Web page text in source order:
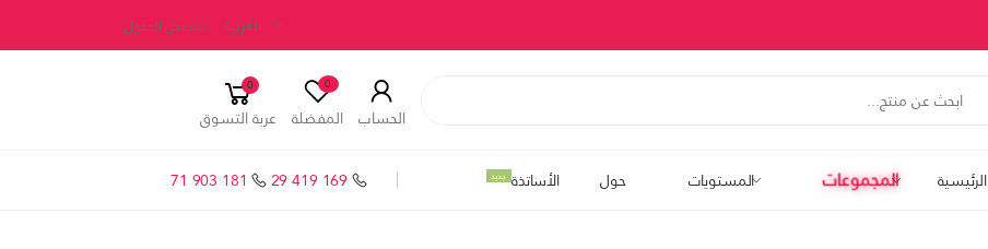
العربية تسجيل الدخول
الحساب
0
المفضلة
0
عربة التسوق
الرئيسية المجموعات المستويات حول الأساتذة جديد 29 419 169
71 903 181